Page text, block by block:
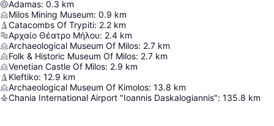
Adamas: 0.3 km
Milos Mining Museum: 0.9 km
Catacombs Of Trypiti: 2.2 km
Αρχαίο Θέατρο Μήλου: 2.4 km
Archaeological Museum Of Milos: 2.7 km
Folk & Historic Museum Of Milos: 2.7 km
Venetian Castle Of Milos: 2.9 km
Kleftiko: 12.9 km
Archaeological Museum Of Kimolos: 13.8 km
Chania International Airport "Ioannis Daskalogiannis": 135.8 km